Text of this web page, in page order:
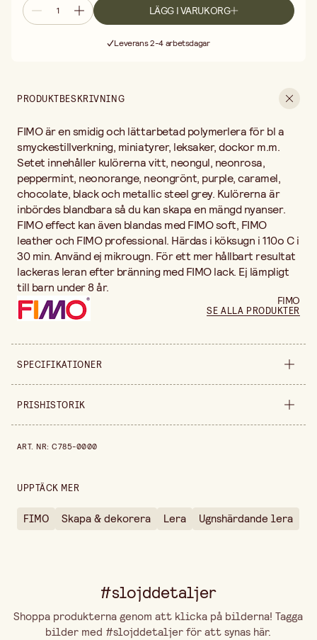
lämpligt till barn under 8 år.
LÄGG I VARUKORG
Leverans 2-4 arbetsdagar
PRODUKTBESKRIVNING
FIMO är en smidig och lättarbetad polymerlera för bl a
smyckestillverkning, miniatyrer, leksaker, dockor m.m.
Setet innehåller kulörerna vitt, neongul, neonrosa,
peppermint, neonorange, neongrönt, purple, caramel,
chocolate, black och metallic steel grey. Kulörerna är
inbördes blandbara så du kan skapa en mängd nyanser.
FIMO effect kan även blandas med FIMO soft, FIMO
leather och FIMO professional. Härdas i köksugn i 110o C i
30 min. Använd ej mikrougn. För ett mer hållbart resultat
lackeras leran efter bränning med FIMO lack. Ej lämpligt
till barn under 8 år.
FIMO
SE ALLA PRODUKTER
SPECIFIKATIONER
Säljs i förpackning
PRISHISTORIK
ART. NR:C785-0000
UPPTÄCK MER
FIMO Skapa & dekorera Lera Ugnshärdande lera
#slojddetaljer
Shoppa produkterna genom att klicka på bilderna! Tagga
bilder med #slojddetaljer för att synas här.